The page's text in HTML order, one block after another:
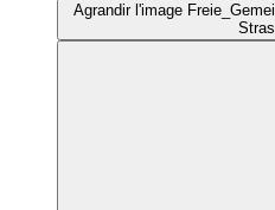
Agrandir l'image